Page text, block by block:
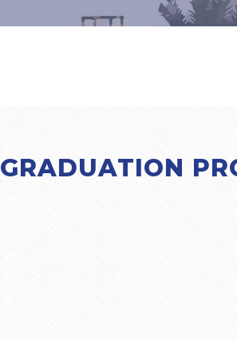
GRADUATION